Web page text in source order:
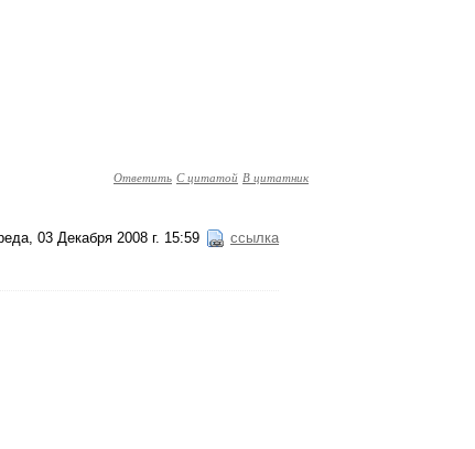
Ответить С цитатой В цитатник
03 Декабря 2008 г. 15:59 ссылка